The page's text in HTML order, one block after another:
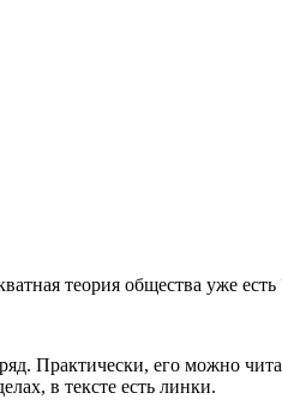
теория общества уже есть
Практически, его можно
в тексте есть линки.